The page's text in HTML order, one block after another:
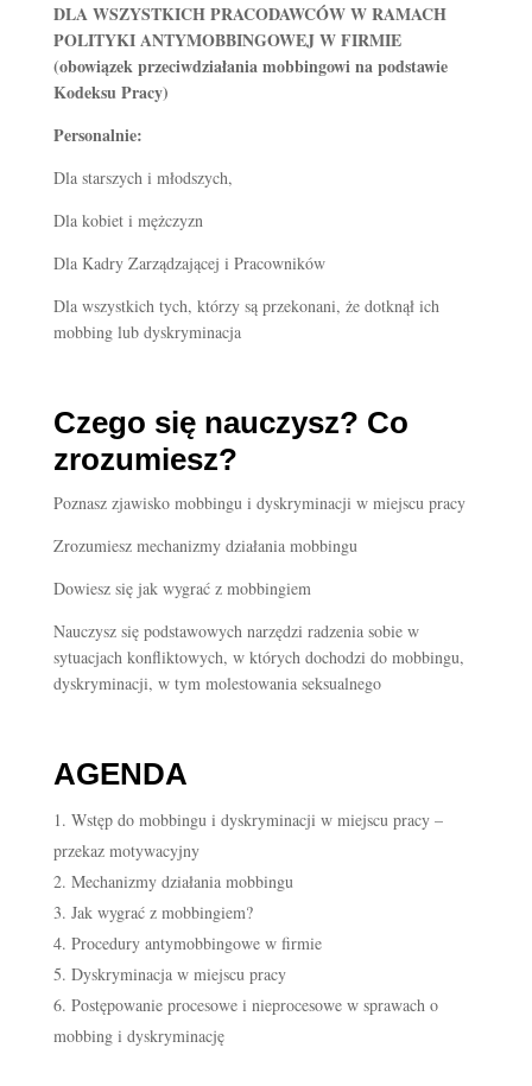
DLA WSZYSTKICH PRACODAWCÓW W RAMACH
POLITYKI ANTYMOBBINGOWEJ W FIRMIE
(obowiązek przeciwdziałania mobbingowi na podstawie
Kodeksu Pracy)
Personalnie:
Dla starszych i młodszych,
Dla kobiet i mężczyzn
Dla Kadry Zarządzającej i Pracowników
Dla wszystkich tych, którzy są przekonani, że dotknął ich
mobbing lub dyskryminacja
Czego się nauczysz? Co
zrozumiesz?
Poznasz zjawisko mobbingu i dyskryminacji w miejscu pracy
Zrozumiesz mechanizmy działania mobbingu
Dowiesz się jak wygrać z mobbingiem
Nauczysz się podstawowych narzędzi radzenia sobie w
sytuacjach konfliktowych, w których dochodzi do mobbingu,
dyskryminacji, w tym molestowania seksualnego
AGENDA
Wstęp do mobbingu i dyskryminacji w miejscu pracy –
przekaz motywacyjny
Mechanizmy działania mobbingu
Jak wygrać z mobbingiem?
Procedury antymobbingowe w firmie
Dyskryminacja w miejscu pracy
Postępowanie procesowe i nieprocesowe w sprawach o
mobbing i dyskryminację